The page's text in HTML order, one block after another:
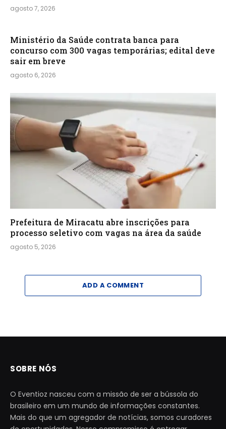
agosto 7, 2026
Ministério da Saúde contrata banca para
concurso com 300 vagas temporárias; edital deve
sair em breve
agosto 6, 2026
Prefeitura de Miracatu abre inscrições para
processo seletivo com vagas na área da saúde
agosto 5, 2026
ADD A COMMENT
SOBRE NÓS
O Eventioz nasceu com a missão de ser a bússola do
brasileiro em um mundo de informações constantes.
Mais do que um agregador de notícias, somos curadores